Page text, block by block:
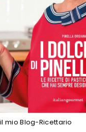
mio Blog-Ricettario